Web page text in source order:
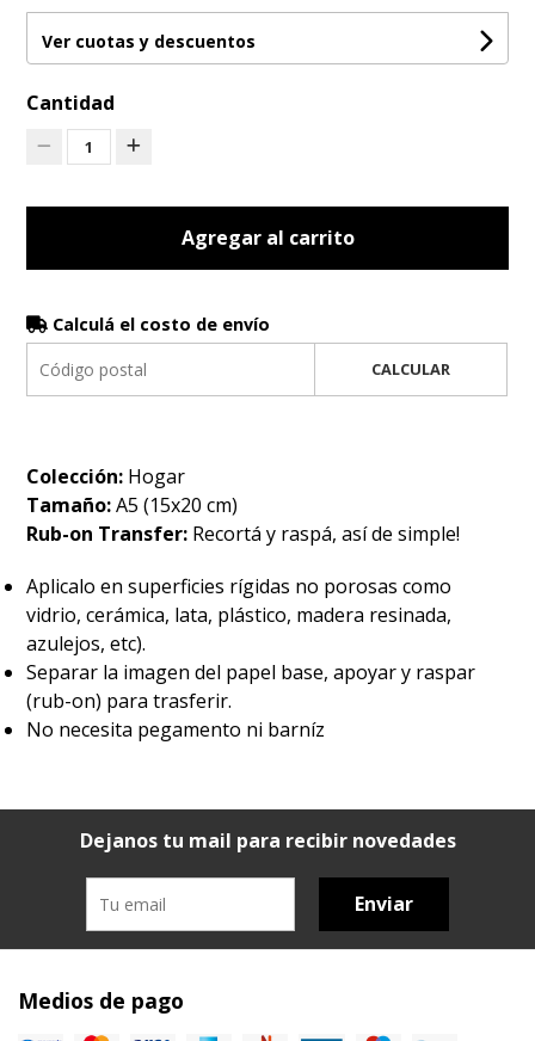
Ver cuotas y descuentos
Cantidad
1
Agregar al carrito
Calculá el costo de envío
CALCULAR
Colección: Hogar
Tamaño:A5 (15x20 cm)
Rub-on Transfer: Recortá y raspá, así de simple!
Aplicalo en superficies rígidas no porosas como
vidrio, cerámica, lata, plástico, madera resinada,
azulejos, etc).
Separar la imagen del papel base, apoyar y raspar
(rub-on) para trasferir.
No necesita pegamento ni barníz
Dejanos tu mail para recibir novedades
Enviar
Medios de pago